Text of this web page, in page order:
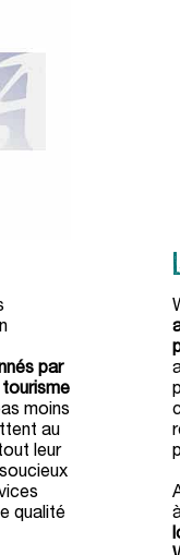
par
tourisme
moins
au
leur
qualité
On a
avant de
Politique